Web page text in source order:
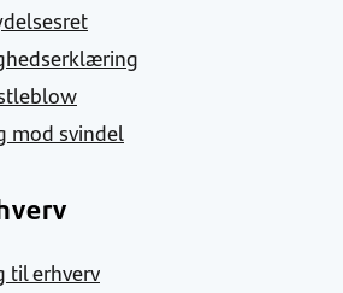
mod svindel
til erhverv